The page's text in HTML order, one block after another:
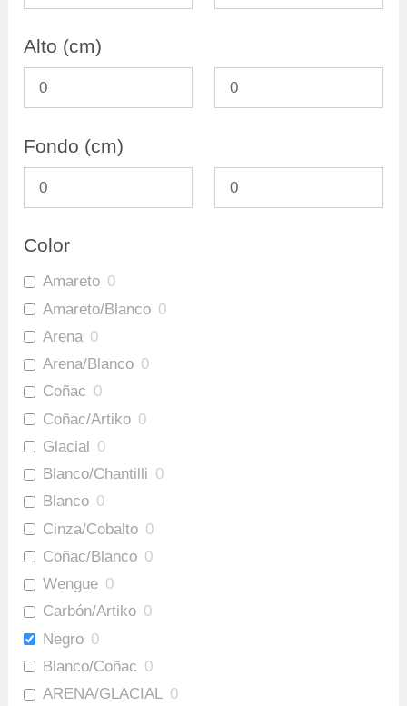
Alto (cm)
Fondo (cm)
Color
Amareto 0
Amareto/Blanco 0
Arena 0
Arena/Blanco 0
Coñac 0
Coñac/Artiko 0
Glacial 0
Blanco/Chantilli 0
Blanco 0
Cinza/Cobalto 0
Coñac/Blanco 0
Wengue 0
Carbón/Artiko 0
Negro 0
Blanco/Coñac 0
ARENA/GLACIAL 0